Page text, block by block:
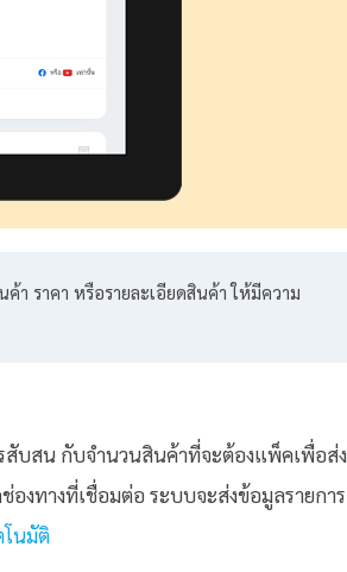
า ราคา หรือรายละเอียดสินค้า ให้มีความ
สับสน กับจำนวนสินค้าที่จะต้องแพ็คเพื่อส่ง
องทางที่เชื่อมต่อ ระบบจะส่งข้อมูลรายการ
นมัติ